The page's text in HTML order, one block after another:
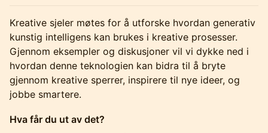
Kreative sjeler møtes for å utforske hvordan generativ
kunstig intelligens kan brukes i kreative prosesser.
Gjennom eksempler og diskusjoner vil vi dykke ned i
hvordan denne teknologien kan bidra til å bryte
gjennom kreative sperrer, inspirere til nye ideer, og
jobbe smartere.
Hva får du ut av det?